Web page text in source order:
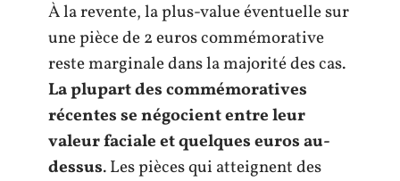
À la revente, la plus-value éventuelle sur
une pièce de 2 euros commémorative
reste marginale dans la majorité des cas.
La plupart des commémoratives
récentes se négocient entre leur
valeur faciale et quelques euros au-
dessus. Les pièces qui atteignent des